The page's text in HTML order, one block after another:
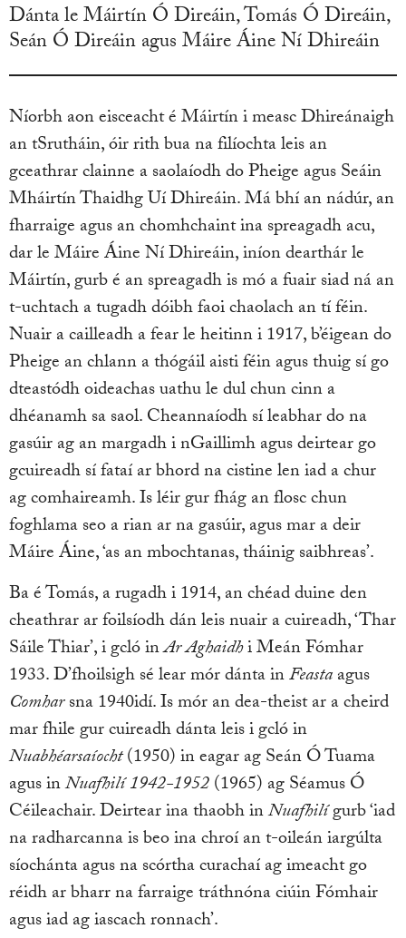
Dánta le Máirtín Ó Direáin, Tomás Ó Direáin,
Seán Ó Direáin agus Máire Áine Ní Dhireáin
Níorbh aon eisceacht é Máirtín i measc Dhireánaigh
an tSrutháin, óir rith bua na filíochta leis an
gceathrar clainne a saolaíodh do Pheige agus Seáin
Mháirtín Thaidhg Uí Dhireáin. Má bhí an nádúr, an
fharraige agus an chomhchaint ina spreagadh acu,
dar le Máire Áine Ní Dhireáin, iníon dearthár le
Máirtín, gurb é an spreagadh is mó a fuair siad ná an
t-uchtach a tugadh dóibh faoi chaolach an tí féin.
Nuair a cailleadh a fear le heitinn i 1917, b’éigean do
Pheige an chlann a thógáil aisti féin agus thuig sí go
dteastódh oideachas uathu le dul chun cinn a
dhéanamh sa saol. Cheannaíodh sí leabhar do na
gasúir ag an margadh i nGaillimh agus deirtear go
gcuireadh sí fataí ar bhord na cistine len iad a chur
ag comhaireamh. Is léir gur fhág an flosc chun
foghlama seo a rian ar na gasúir, agus mar a deir
Máire Áine, ‘as an mbochtanas, tháinig saibhreas’.
Ba é Tomás, a rugadh i 1914, an chéad duine den
cheathrar ar foilsíodh dán leis nuair a cuireadh, ‘Thar
Sáile Thiar’, i gcló inAr Aghaidhi Meán Fómhar
1933. D’fhoilsigh sé lear mór dánta inFeastaagus
Comharsna 1940idí. Is mór an dea-theist ar a cheird
mar fhile gur cuireadh dánta leis i gcló in
Nuabhéarsaíocht(1950)in eagar ag Seán Ó Tuama
agus inNuafhilí 1942-1952(1965) ag Séamus Ó
Céileachair. Deirtear ina thaobh inNuafhilígurb ‘iad
na radharcanna is beo ina chroí an t-oileán iargúlta
síochánta agus na scórtha curachaí ag imeacht go
réidh ar bharr na farraige tráthnóna ciúin Fómhair
agus iad ag iascach ronnach’.